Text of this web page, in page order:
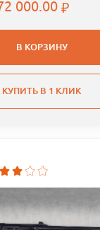
000.00
В КОРЗИНУ
КУПИТЬ В 1 КЛИК